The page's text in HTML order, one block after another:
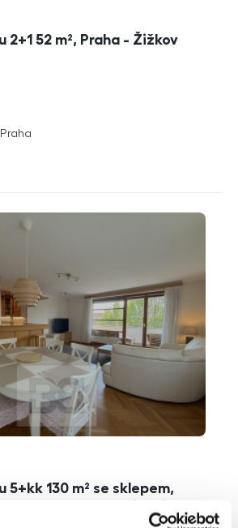
2+1 52 m², Praha - Žižkov
5+kk 130 m² se sklepem,